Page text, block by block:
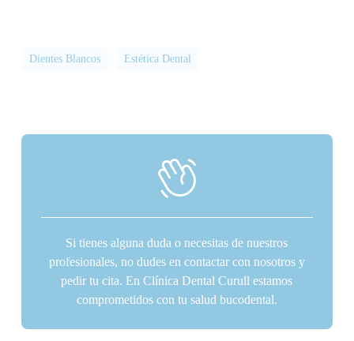
Dientes Blancos Estética Dental
Si tienes alguna duda o necesitas de nuestros
profesionales, no dudes en contactar con nosotros y
pedir tu cita. En Clínica Dental Curull estamos
comprometidos con tu salud bucodental.